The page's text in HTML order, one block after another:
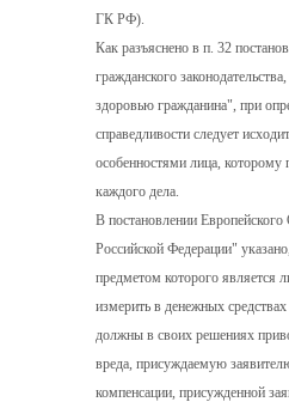
ГК РФ).
Как разъяснено в п. 32
гражданского
здоровью гражданина", при
справедливости следует
особенностями лица,
каждого дела.
В постановлении
Российской Федерации"
предметом которого является
измерить в денежных
должны в своих решениях
вреда, присуждаемую
компенсации, присужденной